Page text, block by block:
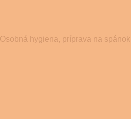
Osobná hygiena, príprava na